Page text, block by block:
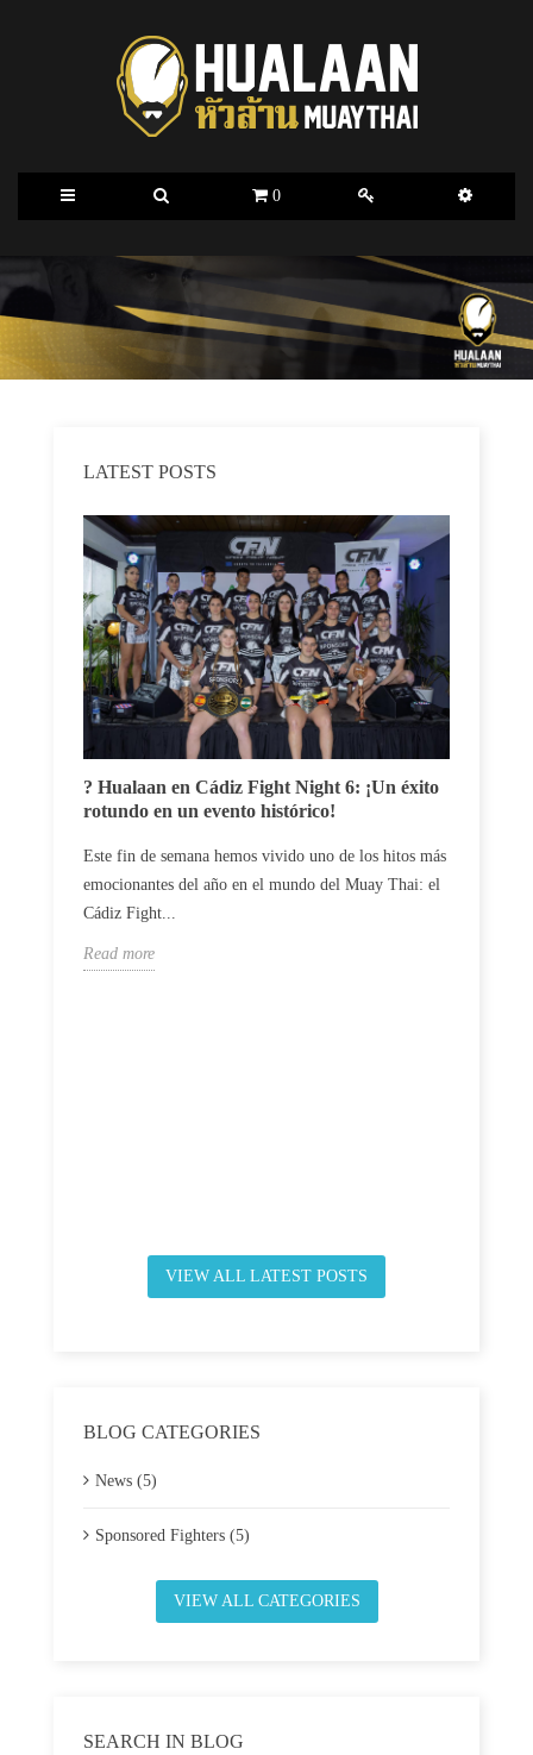
0
LATEST POSTS
? Hualaan en Cádiz Fight Night 6: ¡Un éxito
rotundo en un evento histórico!
Este fin de semana hemos vivido uno de los hitos más
emocionantes del año en el mundo del Muay Thai: el
Cádiz Fight...
Read more
VIEW ALL LATEST POSTS
BLOG CATEGORIES
News (5)
Sponsored Fighters (5)
VIEW ALL CATEGORIES
SEARCH IN BLOG